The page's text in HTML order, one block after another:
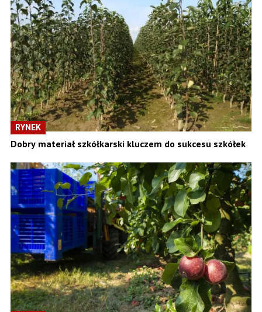
RYNEK
Dobry materiał szkółkarski kluczem do sukcesu szkółek